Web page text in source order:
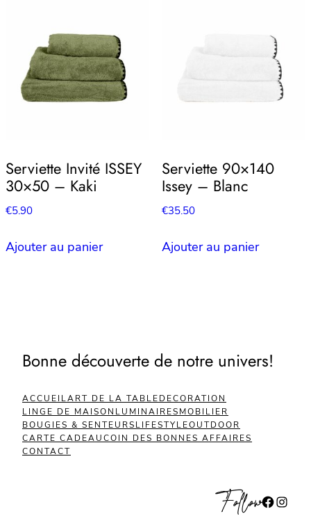
Serviette Invité ISSEY
30×50 – Kaki
€5.90
Ajouter au panier
Serviette 90×140
Issey – Blanc
€35.50
Ajouter au panier
Bonne découverte de notre univers!
ACCUEILART DE LA TABLEDECORATION
LINGE DE MAISON LUMINAIRESMOBILIER
BOUGIES & SENTEURSLIFESTYLEOUTDOOR
CARTE CADEAUCOIN DES BONNES AFFAIRES
CONTACT
FollowFacebook Instagram